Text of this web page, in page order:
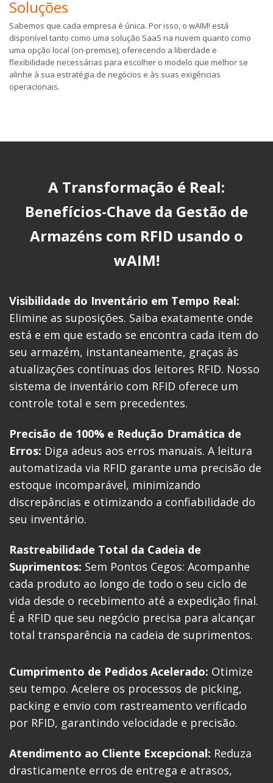
Soluções
Sabemos que cada empresa é única. Por isso, o wAIM! está
disponível tanto como uma solução SaaS na nuvem quanto como
uma opção local (on-premise), oferecendo a liberdade e
flexibilidade necessárias para escolher o modelo que melhor se
alinhe à sua estratégia de negócios e às suas exigências
operacionais.
A Transformação é Real:
Benefícios-Chave da Gestão de
Armazéns com RFID usando o
wAIM!
Visibilidade do Inventário em Tempo Real:
Elimine as suposições. Saiba exatamente onde
está e em que estado se encontra cada item do
seu armazém, instantaneamente, graças às
atualizações contínuas dos leitores RFID. Nosso
sistema de inventário com RFID oferece um
controle total e sem precedentes.
Precisão de 100% e Redução Dramática de
Erros: Diga adeus aos erros manuais. A leitura
automatizada via RFID garante uma precisão de
estoque incomparável, minimizando
discrepâncias e otimizando a confiabilidade do
seu inventário.
Rastreabilidade Total da Cadeia de
Suprimentos: Sem Pontos Cegos: Acompanhe
cada produto ao longo de todo o seu ciclo de
vida desde o recebimento até a expedição final.
É a RFID que seu negócio precisa para alcançar
total transparência na cadeia de suprimentos.
Cumprimento de Pedidos Acelerado: Otimize
seu tempo. Acelere os processos de picking,
packing e envio com rastreamento verificado
por RFID, garantindo velocidade e precisão.
Atendimento ao Cliente Excepcional: Reduza
drasticamente erros de entrega e atrasos,